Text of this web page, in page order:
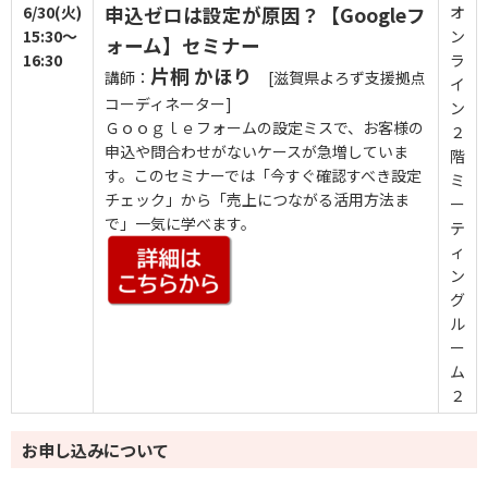
6/30(火)
15:30～
16:30
申込ゼロは設定が原因？【Googleフ
ォーム】セミナー
講師： 片桐 かほり
[滋賀県よろず支援拠点
コーディネーター]
Ｇｏｏｇｌｅフォームの設定ミスで、お客様の
申込や問合わせがないケースが急増していま
す。このセミナーでは「今すぐ確認すべき設定
チェック」から「売上につながる活用方法ま
で」一気に学べます。
オ
ン
ラ
イ
ン
２
階
ミ
ー
テ
ィ
ン
グ
ル
ー
ム
２
お申し込みについて